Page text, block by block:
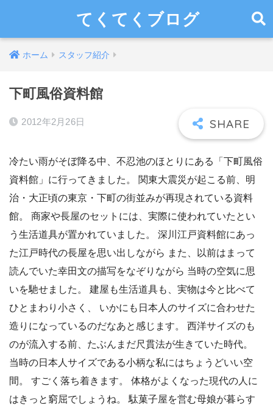
てくてくブログ
ホーム スタッフ紹介
下町風俗資料館
2012年2月26日
冷たい雨がそぼ降る中、不忍池のほとりにある「下町風俗
資料館」に行ってきました。 関東大震災が起こる前、明
治・大正頃の東京・下町の街並みが再現されている資料
館。 商家や長屋のセットには、実際に使われていたとい
う生活道具が置かれていました。 深川江戸資料館にあっ
た江戸時代の長屋を思い出しながら また、以前はまって
読んでいた幸田文の描写をなぞりながら 当時の空気に思
いを馳せました。 建屋も生活道具も、実物は今と比べて
ひとまわり小さく、 いかにも日本人のサイズに合わせた
造りになっているのだなあと感じます。 西洋サイズのも
のが流入する前、たぶんまだ尺貫法が生きていた時代。
当時の日本人サイズである小柄な私にはちょうどいい空
間。 すごく落ち着きます。 体格がよくなった現代の人に
はきっと窮屈でしょうね。 駄菓子屋を営む母娘が暮らす